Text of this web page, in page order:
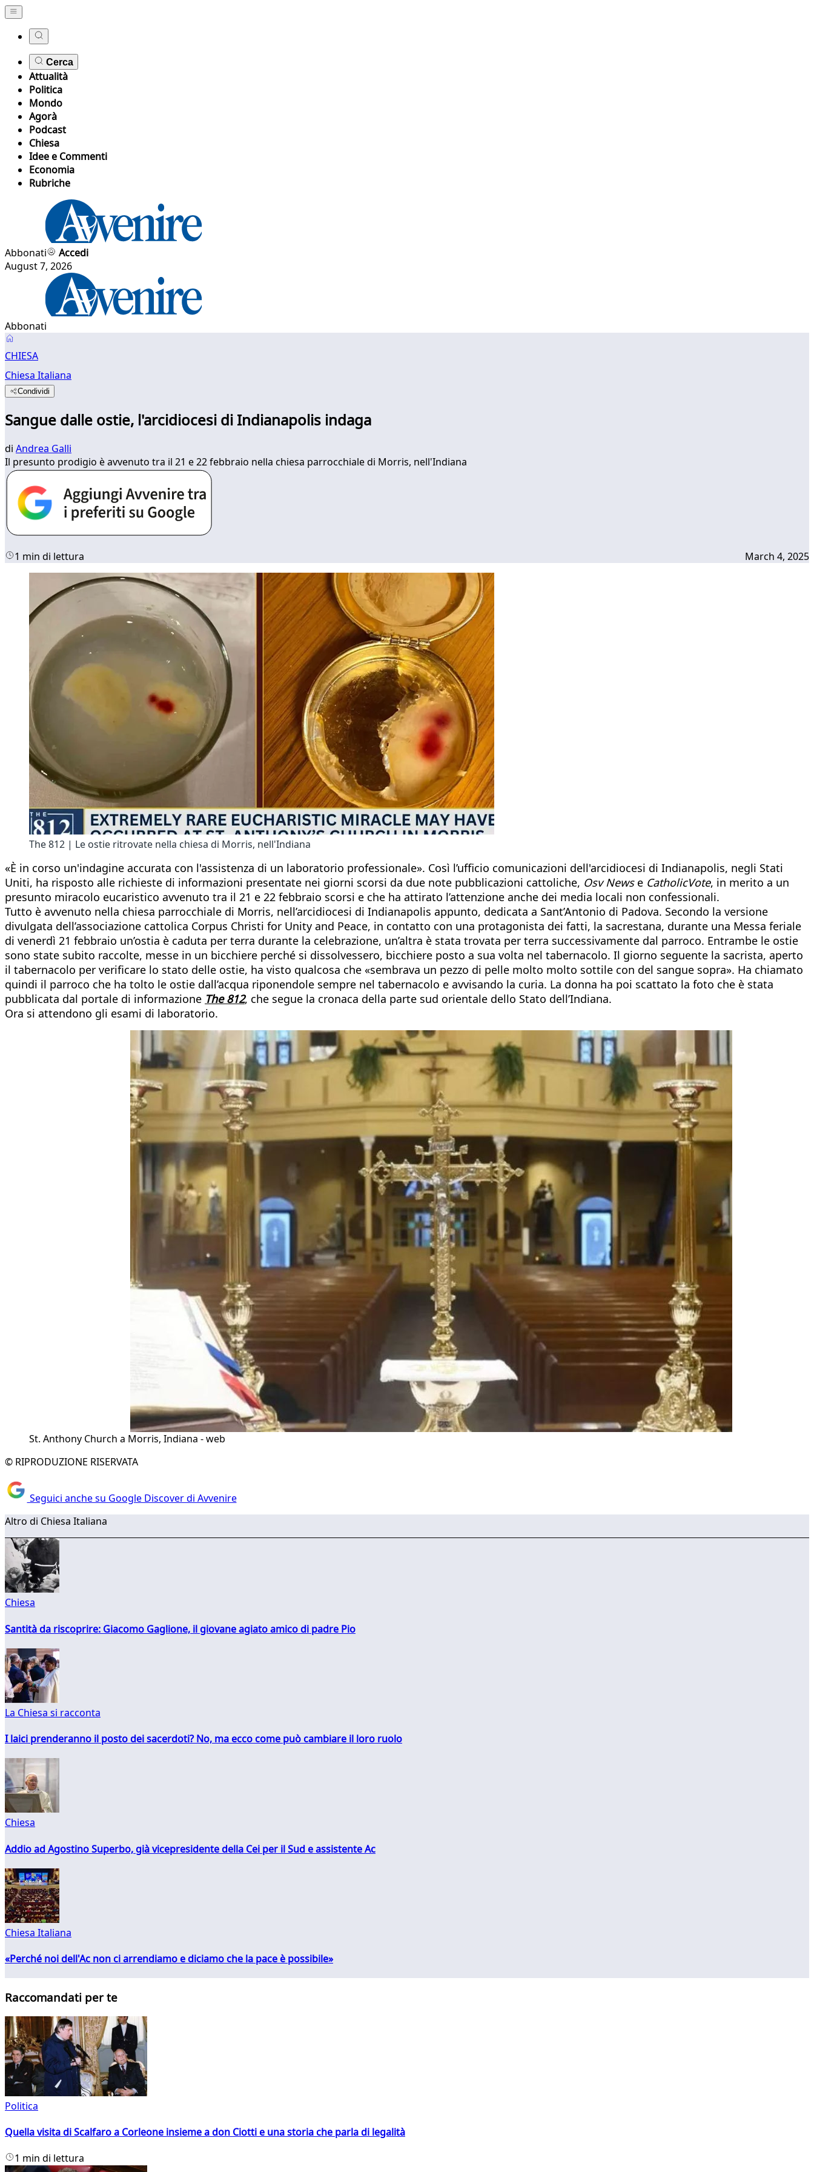
Cerca
Attualità
Politica
Mondo
Agorà
Podcast
Chiesa
Idee e Commenti
Economia
Rubriche
Abbonati
Accedi
August 7, 2026
Abbonati
CHIESA
Chiesa Italiana
Condividi
Sangue dalle ostie, l'arcidiocesi di Indianapolis indaga
di Andrea Galli
Il presunto prodigio è avvenuto tra il 21 e 22 febbraio nella chiesa parrocchiale di Morris, nell'Indiana
1 min di lettura March 4, 2025
The 812 | Le ostie ritrovate nella chiesa di Morris, nell'Indiana
«È in corso un'indagine accurata con l'assistenza di un laboratorio professionale». Così l’ufficio comunicazioni dell'arcidiocesi di Indianapolis, negli Stati
Uniti, ha risposto alle richieste di informazioni presentate nei giorni scorsi da due note pubblicazioni cattoliche, Osv Newse CatholicVote, in merito a un
presunto miracolo eucaristico avvenuto tra il 21 e 22 febbraio scorsi e che ha attirato l’attenzione anche dei media locali non confessionali.
Tutto è avvenuto nella chiesa parrocchiale di Morris, nell’arcidiocesi di Indianapolis appunto, dedicata a Sant’Antonio di Padova. Secondo la versione
divulgata dell’associazione cattolica Corpus Christi for Unity and Peace, in contatto con una protagonista dei fatti, la sacrestana, durante una Messa feriale
di venerdì 21 febbraio un’ostia è caduta per terra durante la celebrazione, un’altra è stata trovata per terra successivamente dal parroco. Entrambe le ostie
sono state subito raccolte, messe in un bicchiere perché si dissolvessero, bicchiere posto a sua volta nel tabernacolo. Il giorno seguente la sacrista, aperto
il tabernacolo per verificare lo stato delle ostie, ha visto qualcosa che «sembrava un pezzo di pelle molto molto sottile con del sangue sopra». Ha chiamato
quindi il parroco che ha tolto le ostie dall’acqua riponendole sempre nel tabernacolo e avvisando la curia. La donna ha poi scattato la foto che è stata
pubblicata dal portale di informazione The 812, che segue la cronaca della parte sud orientale dello Stato dell’Indiana.
Ora si attendono gli esami di laboratorio.
St. Anthony Church a Morris, Indiana - web
© RIPRODUZIONE RISERVATA
Seguici anche su Google Discover di Avvenire
Altro di Chiesa Italiana
Chiesa
Santità da riscoprire: Giacomo Gaglione, il giovane agiato amico di padre Pio
La Chiesa si racconta
I laici prenderanno il posto dei sacerdoti? No, ma ecco come può cambiare il loro ruolo
Chiesa
Addio ad Agostino Superbo, già vicepresidente della Cei per il Sud e assistente Ac
Chiesa Italiana
«Perché noi dell'Ac non ci arrendiamo e diciamo che la pace è possibile»
Raccomandati per te
Politica
Quella visita di Scalfaro a Corleone insieme a don Ciotti e una storia che parla di legalità
1 min di lettura